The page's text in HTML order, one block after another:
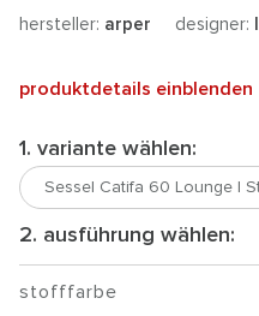
hersteller: arper designer:
produktdetails einblenden
1. variante wählen:
2. ausführung wählen:
stofffarbe